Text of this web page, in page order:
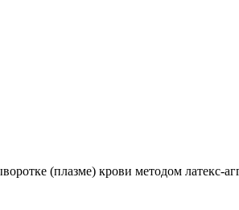
(плазме) крови методом латекс-